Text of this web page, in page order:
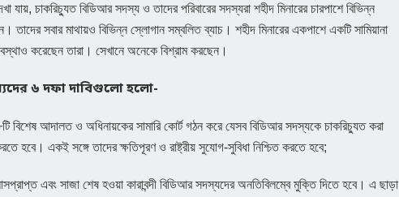
যায়, চাকরিচ্যুত বিডিআর সদস্য ও তাদের পরিবারের সদস্যরা শহীদ মিনারের চারপাশে বিভিন্ন
তাদের সবার মাথায়ও বিভিন্ন স্লোগান সম্বলিত ব্যাচ। শহীদ মিনারের একপাশে একটি সামিয়ানা
করেছেন তারা। সেখানে অনেকে বিশ্রাম করছেন।
৬ দফা দাবিগুলো হলো-
বিশেষ আদালত ও অধিনায়কের সামারি কোর্ট গঠন করে যেসব বিডিআর সদস্যকে চাকরিচ্যুত করা
হবে। একই সঙ্গে তাদের ক্ষতিপূরণ ও রাষ্ট্রীয় সুযোগ-সুবিধা নিশ্চিত করতে হবে;
এবং সাজা শেষ হওয়া কারাবন্দী বিডিআর সদস্যদের অনতিবিলম্বে মুক্তি দিতে হবে। এ ছাড়া